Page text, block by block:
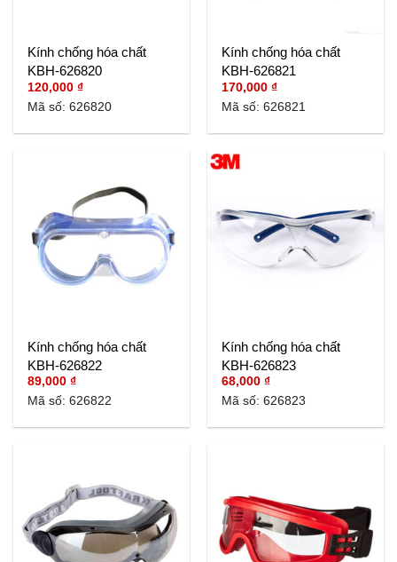
Kính chống hóa chất
KBH-626820
120,000₫
Mã số: 626820
Kính chống hóa chất
KBH-626821
170,000₫
Mã số: 626821
Kính chống hóa chất
KBH-626822
89,000₫
Mã số: 626822
Kính chống hóa chất
KBH-626823
68,000₫
Mã số: 626823